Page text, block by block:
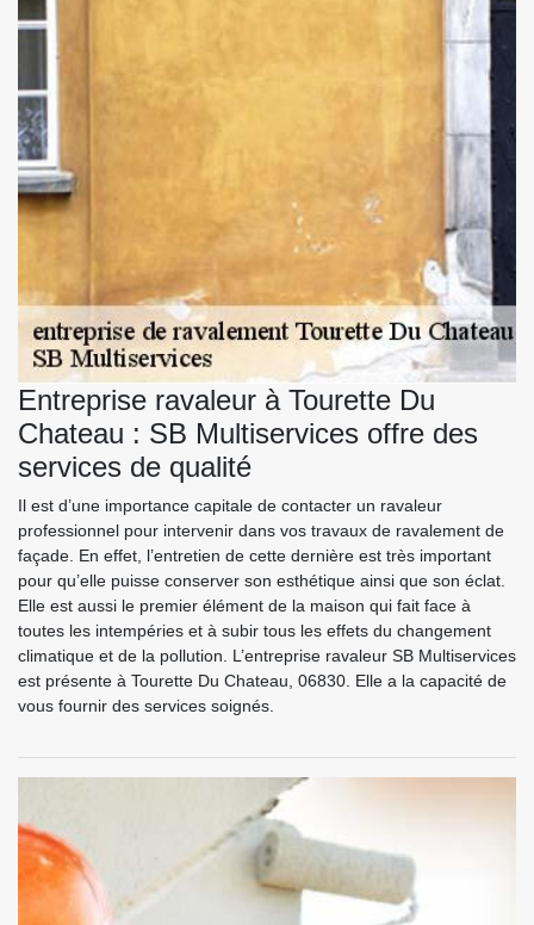
Entreprise ravaleur à Tourette Du
Chateau : SB Multiservices offre des
services de qualité
Il est d’une importance capitale de contacter un ravaleur
professionnel pour intervenir dans vos travaux de ravalement de
façade. En effet, l’entretien de cette dernière est très important
pour qu’elle puisse conserver son esthétique ainsi que son éclat.
Elle est aussi le premier élément de la maison qui fait face à
toutes les intempéries et à subir tous les effets du changement
climatique et de la pollution. L’entreprise ravaleur SB Multiservices
est présente à Tourette Du Chateau, 06830. Elle a la capacité de
vous fournir des services soignés.